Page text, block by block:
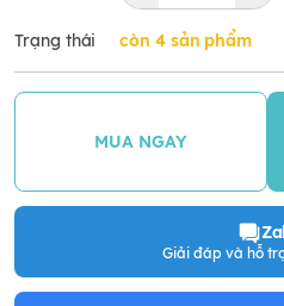
Trạng thái còn 4 sản phẩm
MUA NGAY
Giải đáp và hỗ